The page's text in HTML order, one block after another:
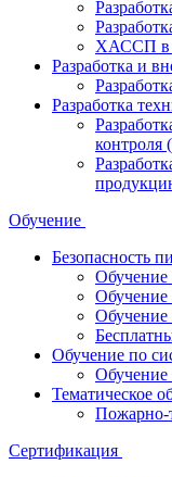
ХАССП в
Разработка и
Разработка
Обучение
Безопасность
Обучение по
Тематическое
Пожарно-
Сертификация